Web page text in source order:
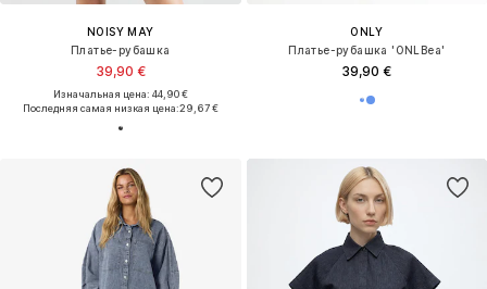
NOISY MAY
Платье-рубашка
39,90 €
Изначальная цена: 44,90 €
Последняя самая низкая цена:29,67 €
ONLY
Платье-рубашка 'ONLBea'
39,90 €